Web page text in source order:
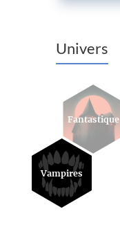
Univers
Fantastique
Vampires